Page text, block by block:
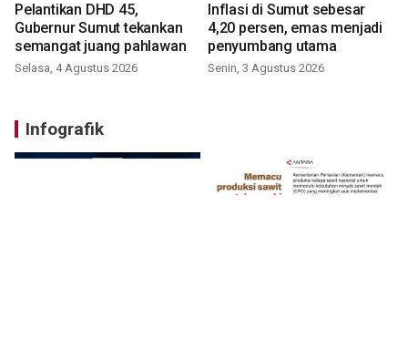
Pelantikan DHD 45,
Gubernur Sumut tekankan
semangat juang pahlawan
Selasa, 4 Agustus 2026
Inflasi di Sumut sebesar
4,20 persen, emas menjadi
penyumbang utama
Senin, 3 Agustus 2026
Infografik